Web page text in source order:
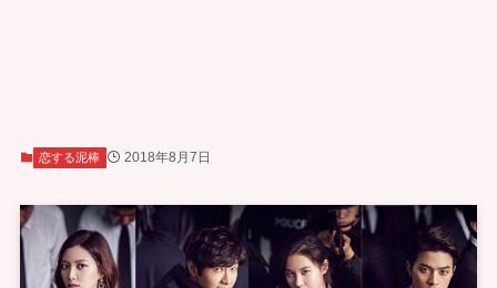
恋する泥棒 2018年8月7日